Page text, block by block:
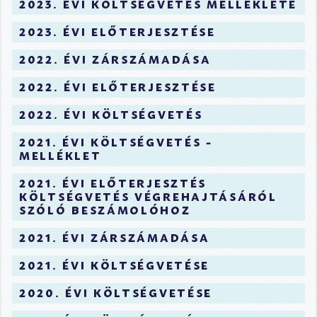
2023. évi költségvetés melléklete
2023. évi előterjesztése
2022. évi zárszámadása
2022. évi előterjesztése
2022. évi költségvetés
2021. évi költségvetés -
melléklet
2021. évi előterjesztés
költségvetés végrehajtásáról
szóló beszámolóhoz
2021. évi zárszámadása
2021. évi költségvetése
2020. évi költségvetése